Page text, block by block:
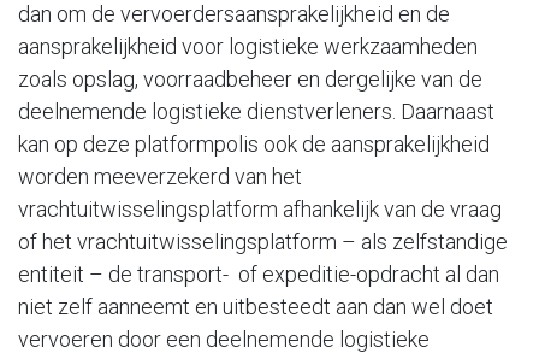
dan om de vervoerdersaansprakelijkheid en de
aansprakelijkheid voor logistieke werkzaamheden
zoals opslag, voorraadbeheer en dergelijke van de
deelnemende logistieke dienstverleners. Daarnaast
kan op deze platformpolis ook de aansprakelijkheid
worden meeverzekerd van het
vrachtuitwisselingsplatform afhankelijk van de vraag
of het vrachtuitwisselingsplatform – als zelfstandige
entiteit – de transport- of expeditie-opdracht al dan
niet zelf aanneemt en uitbesteedt aan dan wel doet
vervoeren door een deelnemende logistieke